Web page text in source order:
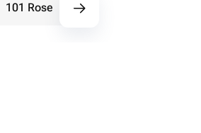
101 Rose